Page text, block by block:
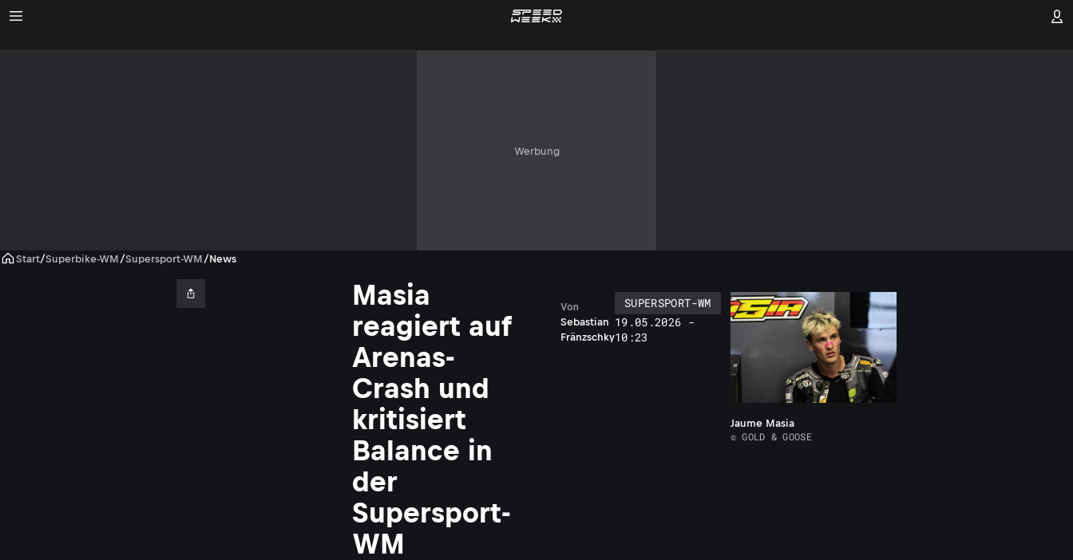
Werbung
Start/Superbike-WM /Supersport-WM /News
Masia
reagiert auf
Arenas-
Crash und
kritisiert
Balance in
der
Supersport-
WM
Sebastian
Fränzschky
Von
SUPERSPORT-WM
19.05.2026 -
10:23
Jaume Masia
© GOLD & GOOSE